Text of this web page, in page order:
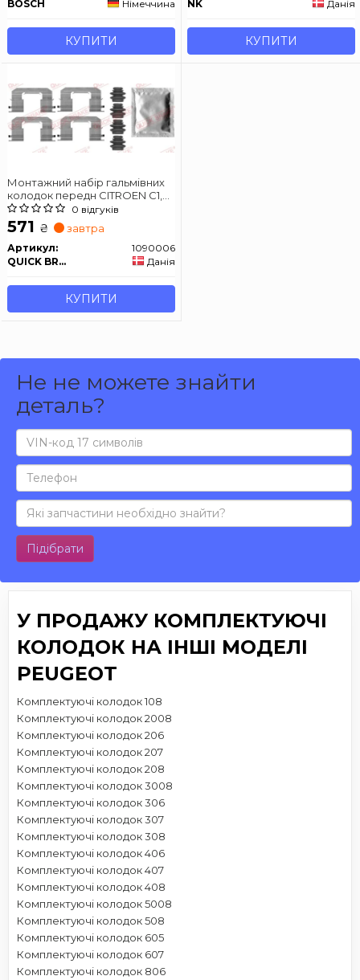
BOSCH Німеччина
КУПИТИ
NK Данія
КУПИТИ
Монтажний набір гальмівних
колодок передн CITROEN C1,
C1 II HYUNDAI I10 II, I10 III
PEUGEOT 107, 108 TOYOTA
AYGO 1.0-1.4D 06.05-
0 відгуків
571 ₴ завтра
Артикул:
1090006
QUICK BRAKE
Данія
КУПИТИ
Не не можете знайти
деталь?
Підібрати
У ПРОДАЖУ КОМПЛЕКТУЮЧІ
КОЛОДОК НА ІНШІ МОДЕЛІ
PEUGEOT
Комплектуючі колодок 108
Комплектуючі колодок 2008
Комплектуючі колодок 206
Комплектуючі колодок 207
Комплектуючі колодок 208
Комплектуючі колодок 3008
Комплектуючі колодок 306
Комплектуючі колодок 307
Комплектуючі колодок 308
Комплектуючі колодок 406
Комплектуючі колодок 407
Комплектуючі колодок 408
Комплектуючі колодок 5008
Комплектуючі колодок 508
Комплектуючі колодок 605
Комплектуючі колодок 607
Комплектуючі колодок 806